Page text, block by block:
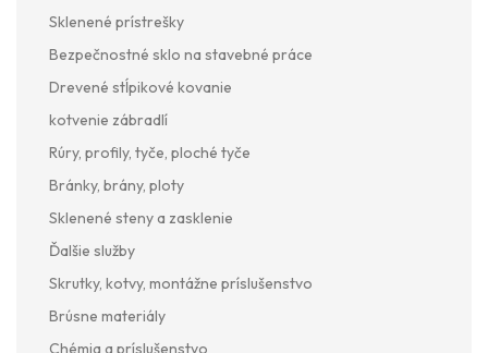
Sklenené prístrešky
Bezpečnostné sklo na stavebné práce
Drevené stĺpikové kovanie
kotvenie zábradlí
Rúry, profily, tyče, ploché tyče
Bránky, brány, ploty
Sklenené steny a zasklenie
Ďalšie služby
Skrutky, kotvy, montážne príslušenstvo
Brúsne materiály
Chémia a príslušenstvo